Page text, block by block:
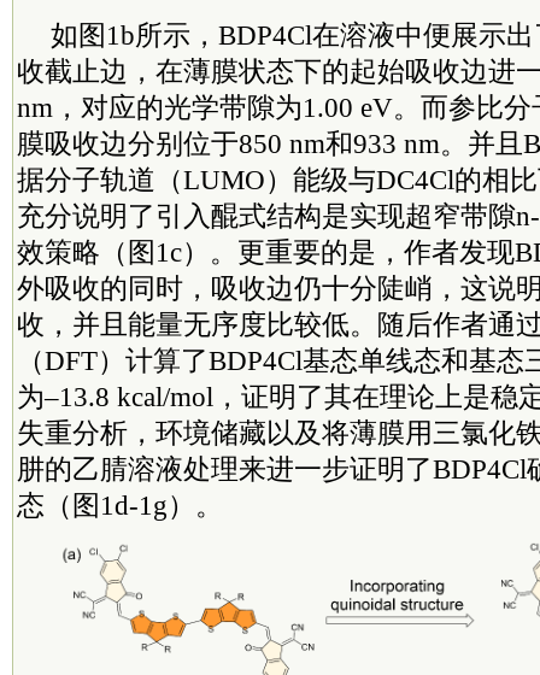
如图1b所示，BDP4Cl在溶液中便展示
收截止边，在薄膜状态下的起始吸收边进
nm，对应的光学带隙为1.00 eV。而参比
膜吸收边分别位于850 nm和933 nm。并且
据分子轨道（LUMO）能级与DC4Cl的相
充分说明了引入醌式结构是实现超窄带隙
效策略（图1c）。更重要的是，作者发现
外吸收的同时，吸收边仍十分陡峭，这说
收，并且能量无序度比较低。随后作者通
（DFT）计算了BDP4Cl基态单线态和基
为–13.8 kcal/mol，证明了其在理论上是稳
失重分析，环境储藏以及将薄膜用三氯化
肼的乙腈溶液处理来进一步证明了
态（图1d-1g）。